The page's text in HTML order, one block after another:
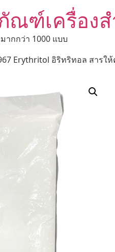
ณฑ์เครื่องส
ากกว่า 1000 แบบ
Erythritol อิริทริทอล สารใ